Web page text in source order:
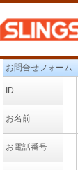
お問合せフォーム
ID
お名前
お電話番号